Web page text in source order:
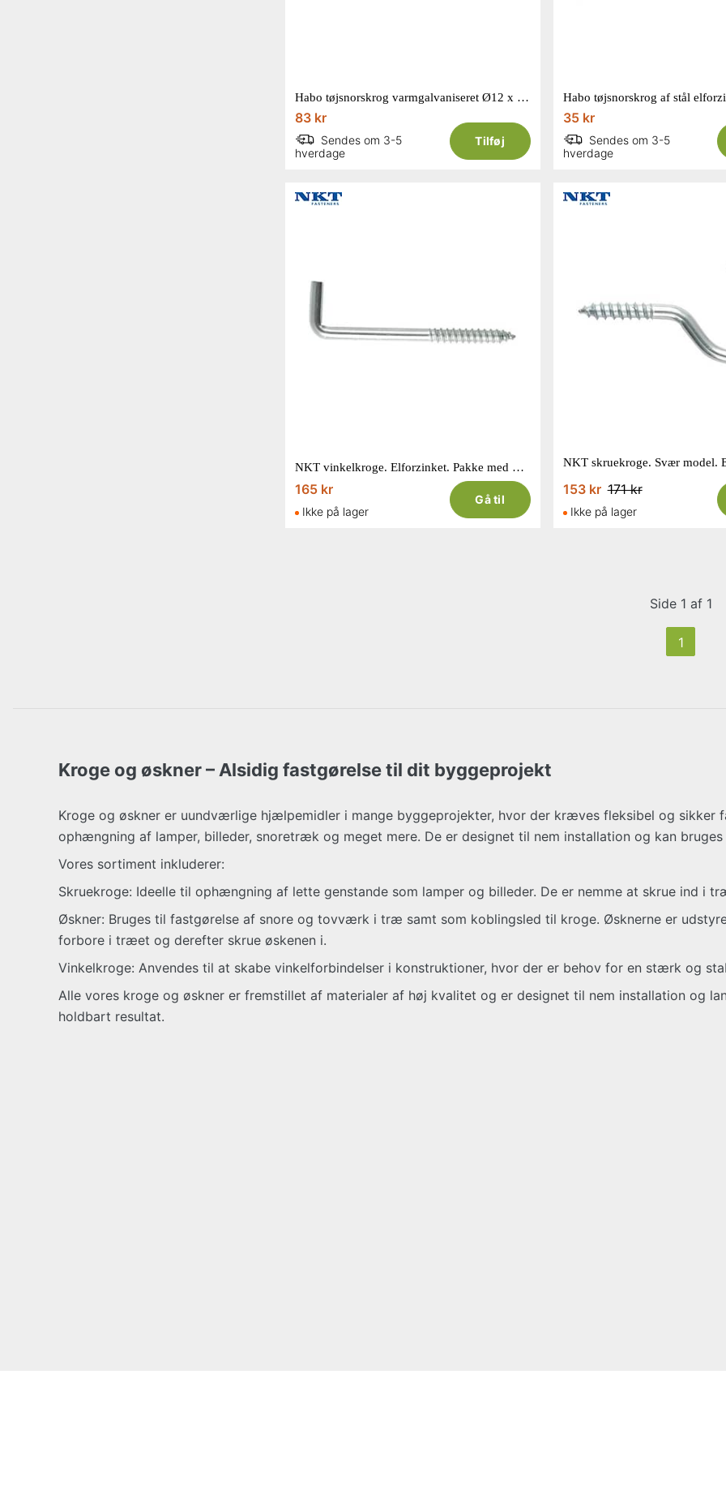
Habo tøjsnorskrog varmgalvaniseret Ø12 x 160 mm
83 kr
Sendes om 3-5
hverdage
Tilføj
35 kr
Sendes om 3-5
hverdage
NKT vinkelkroge. Elforzinket. Pakke med 100 stk. 3,8 x 50 mm.
165 kr
Ikke på lager
Gå til
153 kr 171 kr
Ikke på lager
Side 1 af 1
1
Kroge og øskner – Alsidig fastgørelse til dit byggeprojekt
Kroge og øskner er uundværlige hjælpemidler i mange byggeprojekter, hvor der kræves fleksibel og sikker
ophængning af lamper, billeder, snoretræk og meget mere. De er designet til nem installation og kan
Vores sortiment inkluderer:
Skruekroge: Ideelle til ophængning af lette genstande som lamper og billeder. De er nemme at skrue ind i
Øskner: Bruges til fastgørelse af snore og tovværk i træ samt som koblingsled til kroge. Øsknerne er
forbore i træet og derefter skrue øskenen i.
Vinkelkroge: Anvendes til at skabe vinkelforbindelser i konstruktioner, hvor der er behov for en stærk og
Alle vores kroge og øskner er fremstillet af materialer af høj kvalitet og er designet til nem installation og
holdbart resultat.